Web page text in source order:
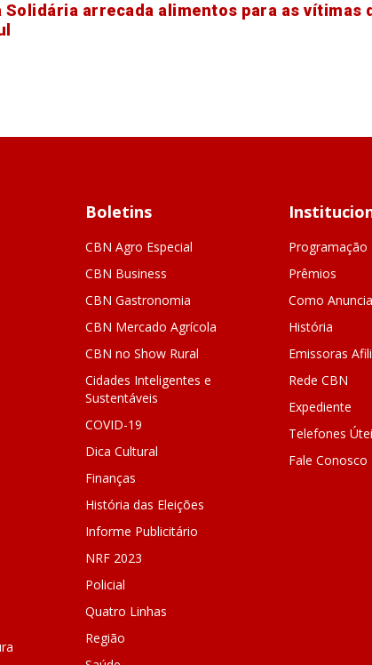
Solidária arrecada alimentos para as vítimas
Boletins
CBN Agro Especial
CBN Business
CBN Gastronomia
CBN Mercado Agrícola
CBN no Show Rural
Cidades Inteligentes e
Sustentáveis
COVID-19
Dica Cultural
Finanças
História das Eleições
Informe Publicitário
NRF 2023
Policial
Quatro Linhas
Região
Programação
Prêmios
Como
História
Emissoras
Rede CBN
Expediente
Telefones
Fale Conosco